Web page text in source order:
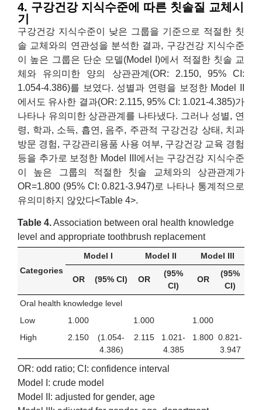
4. 구강건강 지식수준에 따른 칫솔질 교체시
기
구강건강 지식수준이 낮은 그룹을 기준으로 적절한 칫
솔 교체와의 연관성을 분석한 결과, 구강건강 지식수준
이 높은 그룹은 단순 모델(Model I)에서 적절한 칫솔 교
체와 유의미한 양의 상관관계(OR: 2.150, 95% CI:
1.054-4.386)를 보였다. 성별과 연령을 보정한 Model II
에서도 유사한 결과(OR: 2.115, 95% CI: 1.021-4.385)가
나타나 유의미한 상관관계를 나타냈다. 그러나 성별, 연
령, 학과, 소득, 흡연, 음주, 주관적 구강건강 상태, 치과
방문 경험, 구강관리용품 사용 여부, 구강건강 교육 경험
등을 추가로 보정한 Model III에서는 구강건강 지식수준
이 높은 그룹의 적절한 칫솔 교체와의 상관관계가
OR=1.800 (95% CI: 0.821-3.947)로 나타나 통계적으로
유의미하지 않았다<Table 4>.
Table 4.Association between oral health knowledge
level and appropriate toothbrush replacement
Categories
Model I Model II Model III
OR (95% CI) OR
(95%
CI)
OR
(95%
CI)
Oral health knowledge level
Low
1.000 1.000
1.000
High
2.150
(1.054-
4.386)
2.115
1.021-
4.385
1.800 0.821-
3.947
OR: odd ratio; CI: confidence interval
Model I: crude model
Model II: adjusted for gender, age